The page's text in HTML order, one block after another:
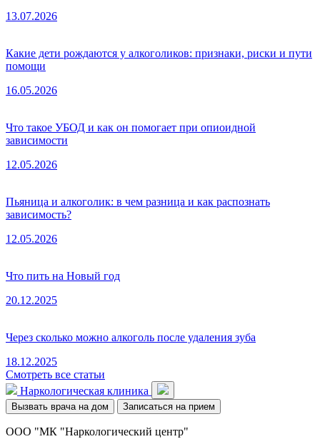
13.07.2026
Какие дети рождаются у алкоголиков: признаки, риски и пути
помощи
16.05.2026
Что такое УБОД и как он помогает при опиоидной
зависимости
12.05.2026
Пьяница и алкоголик: в чем разница и как распознать
зависимость?
12.05.2026
Что пить на Новый год
20.12.2025
Через сколько можно алкоголь после удаления зуба
18.12.2025
Смотреть все статьи
Наркологическая клиника
Вызвать врача на дом Записаться на прием
ООО "МК "Наркологический центр"